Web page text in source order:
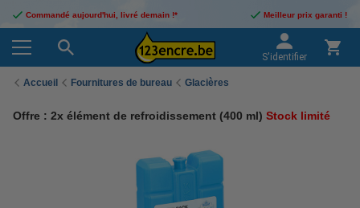
Commandé aujourd'hui, livré demain !* Meilleur prix garanti !
S'identifier
Accueil Fournitures de bureau Glacières
Offre : 2x élément de refroidissement (400 ml) Stock limité